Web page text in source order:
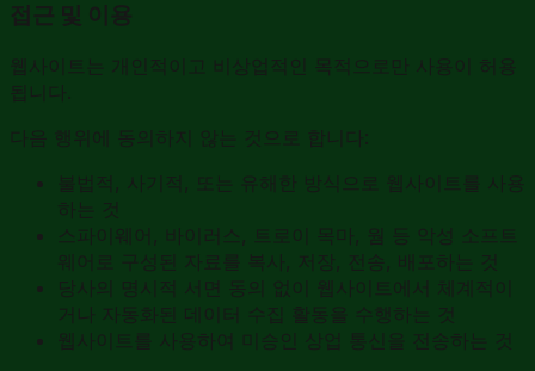
접근 및 이용
웹사이트는 개인적이고 비상업적인 목적으로만 사용이 허용
됩니다.
다음 행위에 동의하지 않는 것으로 합니다:
불법적, 사기적, 또는 유해한 방식으로 웹사이트를 사용
하는 것
스파이웨어, 바이러스, 트로이 목마, 웜 등 악성 소프트
웨어로 구성된 자료를 복사, 저장, 전송, 배포하는 것
당사의 명시적 서면 동의 없이 웹사이트에서 체계적이
거나 자동화된 데이터 수집 활동을 수행하는 것
웹사이트를 사용하여 미승인 상업 통신을 전송하는 것